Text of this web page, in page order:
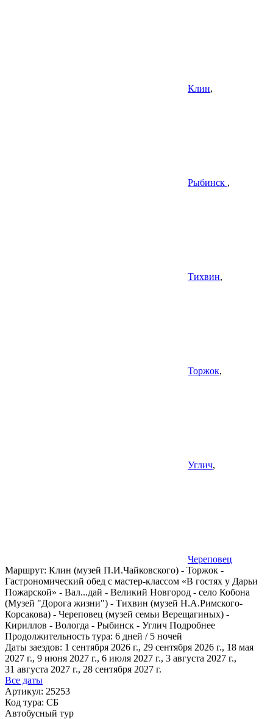
Клин,
Рыбинск ,
Тихвин,
Торжок,
Углич,
Череповец
Маршрут: Клин (музей П.И.Чайковского) - Торжок -
Гастрономический обед с мастер-классом «В гостях у Дарьи
Пожарской» - Вал...дай - Великий Новгород - село Кобона
(Музей "Дорога жизни") - Тихвин (музей Н.А.Римского-
Корсакова) - Череповец (музей семьи Верещагиных) -
Кириллов - Вологда - Рыбинск - Углич Подробнее
Продолжительность тура: 6 дней / 5 ночей
Даты заездов: 1 сентября 2026 г., 29 сентября 2026 г., 18 мая
2027 г., 9 июня 2027 г., 6 июля 2027 г., 3 августа 2027 г.,
31 августа 2027 г., 28 сентября 2027 г.
Все даты
Артикул: 25253
Код тура: СБ
Автобусный тур